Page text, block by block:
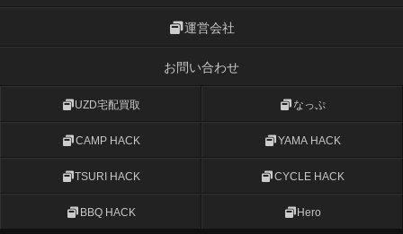
運営会社
お問い合わせ
UZD宅配買取 なっぷ
CAMP HACK YAMA HACK
TSURI HACK CYCLE HACK
BBQ HACK Hero